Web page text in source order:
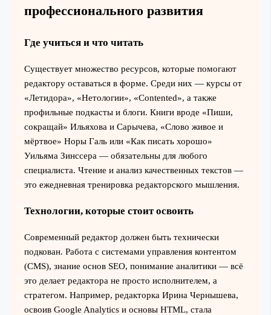
профессионального развития
Где учиться и что читать
Существует множество ресурсов, которые помогают
редактору оставаться в форме. Среди них — курсы от
«Летидора», «Нетологии», «Contented», а также
профильные подкасты и блоги. Книги вроде «Пиши,
сокращай» Ильяхова и Сарычева, «Слово живое и
мёртвое» Норы Галь или «Как писать хорошо»
Уильяма Зинссера — обязательны для любого
специалиста. Чтение и анализ качественных текстов —
это ежедневная тренировка редакторского мышления.
Технологии, которые стоит освоить
Современный редактор должен быть технически
подкован. Работа с системами управления контентом
(CMS), знание основ SEO, понимание аналитики — всё
это делает редактора не просто исполнителем, а
стратегом. Например, редакторка Ирина Чернышева,
освоив Google Analytics и основы HTML, стала